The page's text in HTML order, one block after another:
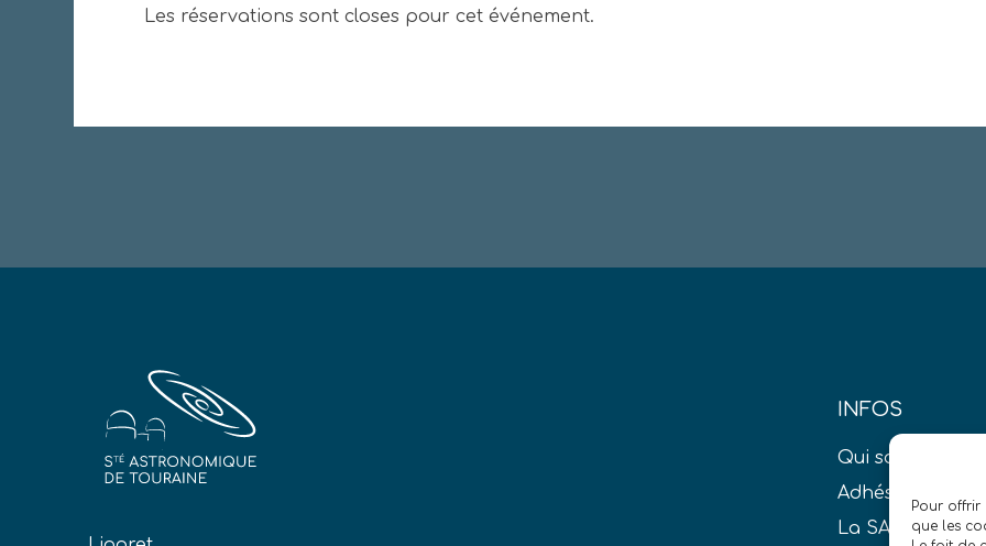
Pour offrir
que les
Les réservations sont closes pour cet événement.
INFOS
Qui sommes-
Adhésion S.A.T.
La SAT dans la